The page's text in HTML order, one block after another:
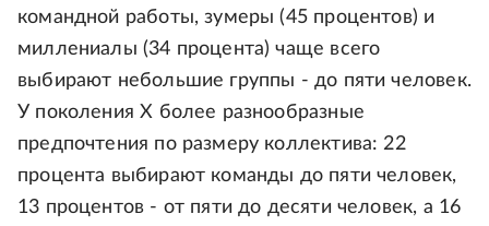
командной работы, зумеры (45 процентов) и
миллениалы (34 процента) чаще всего
выбирают небольшие группы - до пяти человек.
У поколения Х более разнообразные
предпочтения по размеру коллектива: 22
процента выбирают команды до пяти человек,
13 процентов - от пяти до десяти человек, а 16